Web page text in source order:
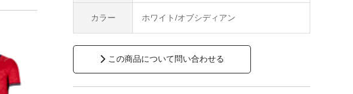
カラー ホワイト/オブシディアン
この商品について問い合わせる